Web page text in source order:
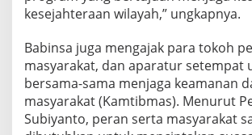
s
y
r
a
a
t
d
kesejahteraan wilayah,” ungkapnya.
Babinsa juga mengajak para tokoh
masyarakat, dan aparatur setempat
bersama-sama menjaga keamanan
masyarakat (Kamtibmas). Menurut
Subiyanto, peran serta masyarakat